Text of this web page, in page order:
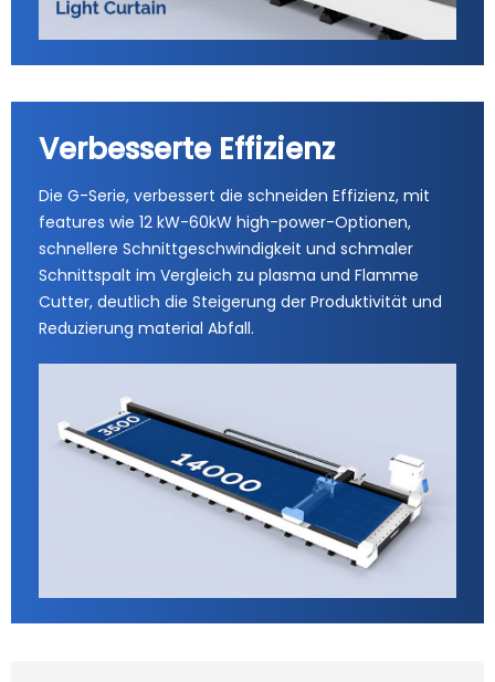
Verbesserte Effizienz
Die G-Serie, verbessert die schneiden Effizienz, mit
features wie 12 kW-60kW high-power-Optionen,
schnellere Schnittgeschwindigkeit und schmaler
Schnittspalt im Vergleich zu plasma und Flamme
Cutter, deutlich die Steigerung der Produktivität und
Reduzierung material Abfall.